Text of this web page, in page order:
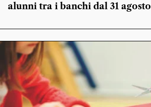
alunni tra i banchi dal 31 agosto